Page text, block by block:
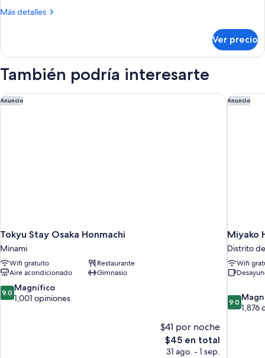
lujo,
fumadores
(Grace)
Más detalles
Más
doble
lujo,
no
fumadores
Ver precio
También podría interesarte
Anuncio
Tokyu Stay Osaka Honmachi
Minami
Wifi gratuito
Restaurante
Aire acondicionado
Gimnasio
9.0
de
9.0 Magnífico
1,001 opiniones
$41 por noche
El
precio
$45 en total
31 ago. - 1 sep.
Tokyu Stay Osaka Honmachi Anuncio
Miyako
Distrito
Wifi
9.0
de
9.0
1,876
Miyako